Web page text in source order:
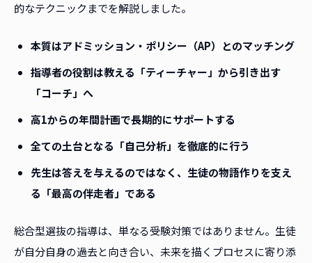
的なテクニックまでを解説しました。
本質はアドミッション・ポリシー（AP）とのマッチング
指導者の役割は教える「ティーチャー」から引き出す
「コーチ」へ
高1からの年間計画で長期的にサポートする
全ての土台となる「自己分析」を徹底的に行う
先生は答えを与えるのではなく、生徒の物語作りを支え
る「最高の伴走者」である
総合型選抜の指導は、単なる受験対策ではありません。生徒
が自分自身の過去と向き合い、未来を描くプロセスに寄り添